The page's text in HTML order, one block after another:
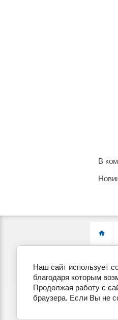
В
Наш сайт использует
благодаря которым
Продолжая работу с
браузера. Если Вы не